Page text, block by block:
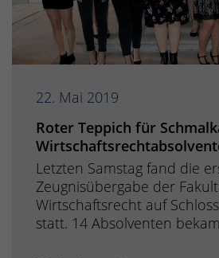
22. Mai 2019
Roter Teppich für
Letzten Samstag fand die
Zeugnisübergabe der
Wirtschaftsrecht auf
statt. 14 Absolventen